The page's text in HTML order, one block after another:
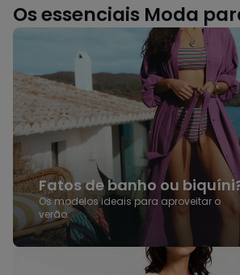
Os essenciais Moda
Fatos de banho ou
Os modelos ideais para aproveitar o
verão.
Fatos
ou
biquíni?